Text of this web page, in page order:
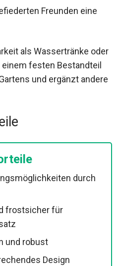
Freunden eine
als Wassertränke oder
festen Bestandteil
und ergänzt andere
durch
frostsicher für
und robust
Design